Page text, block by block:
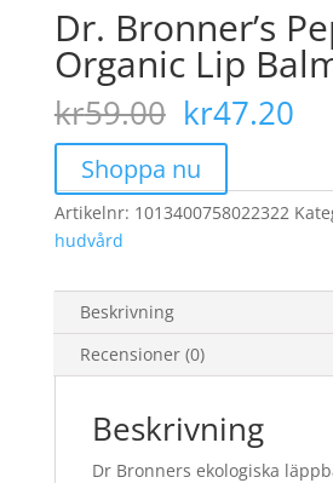
Dr. Bronner’s
Organic Lip
kr59.00 Det
priset
var:
kr59.00.
kr47.20Det
är:
Shoppa nu
Artikelnr: 1013400758022322
hudvård
Beskrivning
Recensioner (0)
Beskrivning
Dr Bronners ekologiska